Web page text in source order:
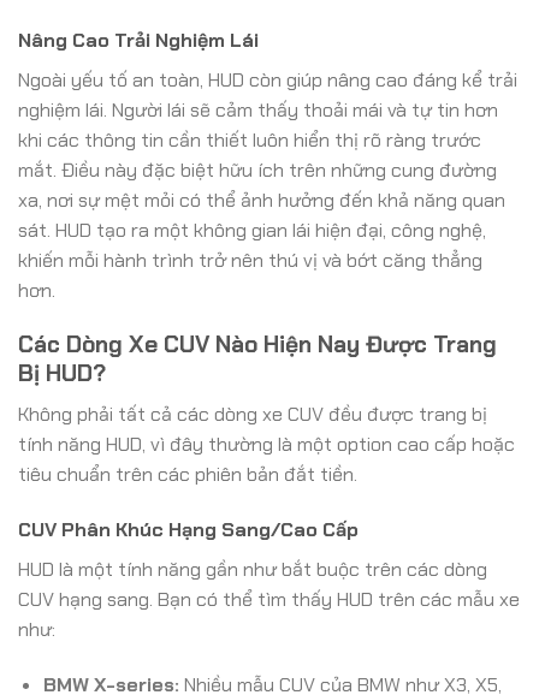
Nâng Cao Trải Nghiệm Lái
Ngoài yếu tố an toàn, HUD còn giúp nâng cao đáng kể trải
nghiệm lái. Người lái sẽ cảm thấy thoải mái và tự tin hơn
khi các thông tin cần thiết luôn hiển thị rõ ràng trước
mắt. Điều này đặc biệt hữu ích trên những cung đường
xa, nơi sự mệt mỏi có thể ảnh hưởng đến khả năng quan
sát. HUD tạo ra một không gian lái hiện đại, công nghệ,
khiến mỗi hành trình trở nên thú vị và bớt căng thẳng
hơn.
Các Dòng Xe CUV Nào Hiện Nay Được Trang
Bị HUD?
Không phải tất cả các dòng xe CUV đều được trang bị
tính năng HUD, vì đây thường là một option cao cấp hoặc
tiêu chuẩn trên các phiên bản đắt tiền.
CUV Phân Khúc Hạng Sang/Cao Cấp
HUD là một tính năng gần như bắt buộc trên các dòng
CUV hạng sang. Bạn có thể tìm thấy HUD trên các mẫu xe
như:
BMW X-series: Nhiều mẫu CUV của BMW như X3, X5,